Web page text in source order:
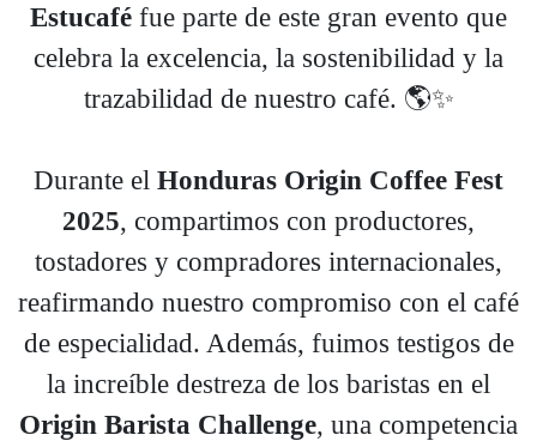
Estucafé fue parte de este gran evento que
celebra la excelencia, la sostenibilidad y la
trazabilidad de nuestro café. 🌎✨
Durante el Honduras Origin Coffee Fest
2025, compartimos con productores,
tostadores y compradores internacionales,
reafirmando nuestro compromiso con el café
de especialidad. Además, fuimos testigos de
la increíble destreza de los baristas en el
Origin Barista Challenge, una competencia